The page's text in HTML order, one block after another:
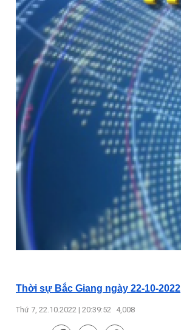
Thời sự Bắc Giang ngày 22-10-2022
Thứ 7, 22.10.2022 | 20:39:52 4,008